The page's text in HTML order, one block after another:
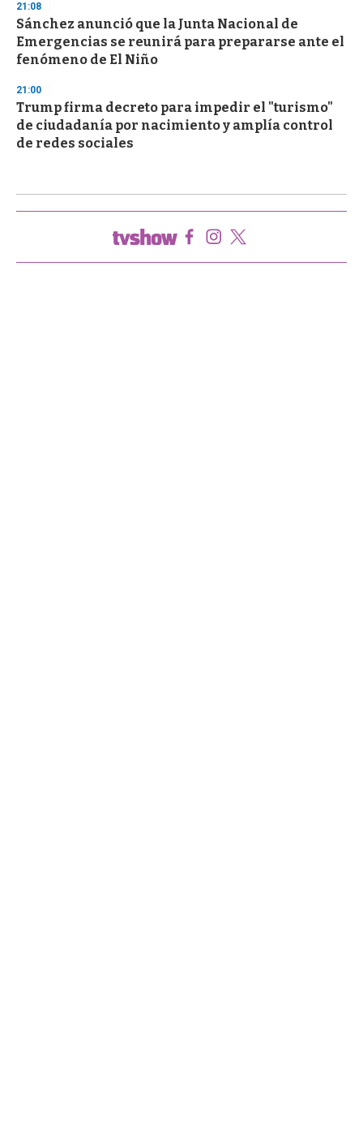
21:08
Sánchez anunció que la Junta Nacional de
Emergencias se reunirá para prepararse ante el
fenómeno de El Niño
21:00
Trump firma decreto para impedir el "turismo"
de ciudadanía por nacimiento y amplía control
de redes sociales